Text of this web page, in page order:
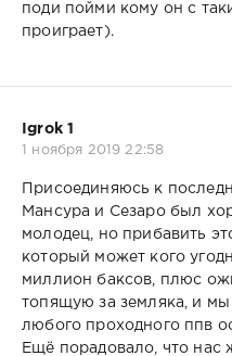
поди пойми кому он с
проиграет).
Igrok 1
1 ноября 2019 22:58
Присоединяюсь к
Мансура и Сезаро был
молодец, но прибавить
который может кого
миллион баксов, плюс
топящую за земляка, и
любого проходного ппв
Ещё порадовало, что нас